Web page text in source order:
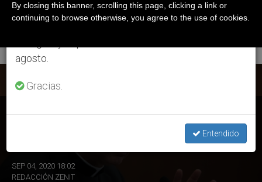
Humanitaria’
ÚLTIMAS NOTICIAS
Estados Unidos: Presidente del episcopado solicita colecta
SEP 04, 2020 18:02
REDACCIÓN ZENIT
agosto.
Gracias.
Entendido
By closing this banner, scrolling this page, clicking a link or
continuing to browse otherwise, you agree to the use of cookies.